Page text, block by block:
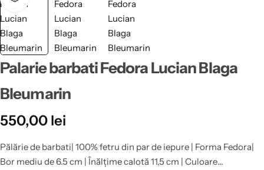
Palarie barbati Fedora Lucian Blaga
Bleumarin
550,00 lei
Pălărie de barbati| 100% fetru din par de iepure | Forma Fedora|
Bor mediu de 6.5 cm | Înălțime calotă 11,5 cm | Culoare